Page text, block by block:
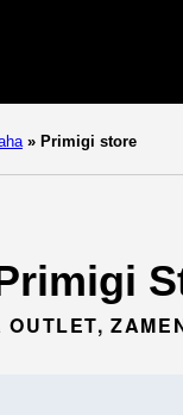
» Primigi store